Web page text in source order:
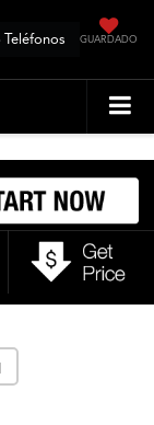
GUARDADO
Teléfonos